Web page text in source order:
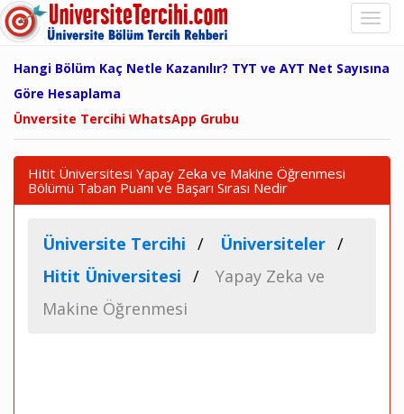
Hangi Bölüm Kaç Netle Kazanılır? TYT ve AYT Net Sayısına
Göre Hesaplama
Ünversite Tercihi WhatsApp Grubu
Hitit Üniversitesi Yapay Zeka ve Makine Öğrenmesi
Bölümü Taban Puanı ve Başarı Sırası Nedir
Üniversite Tercihi
Üniversiteler
Hitit Üniversitesi
Yapay Zeka ve
Makine Öğrenmesi